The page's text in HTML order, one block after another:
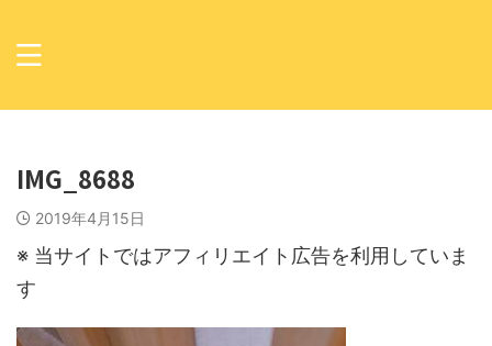
IMG_8688
2019年4月15日
※ 当サイトではアフィリエイト広告を利用していま
す